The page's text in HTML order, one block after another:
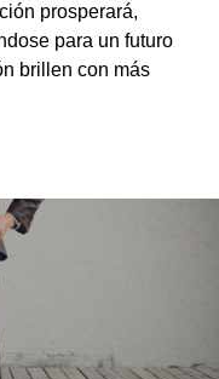
prosperará,
para un futuro
brillen con más